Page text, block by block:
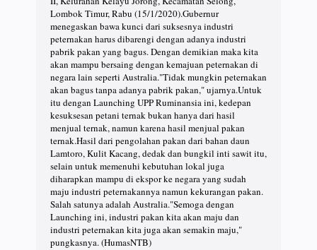
Lombok Timur, Rabu (15/1/2020).Gubernur
menegaskan bawa kunci dari suksesnya industri
peternakan harus dibarengi dengan adanya industri
pabrik pakan yang bagus. Dengan demikian maka kita
akan mampu bersaing dengan kemajuan peternakan di
negara lain seperti Australia."Tidak mungkin peternakan
akan bagus tanpa adanya pabrik pakan," ujarnya.Untuk
itu dengan Launching UPP Ruminansia ini, kedepan
kesuksesan petani ternak bukan hanya dari hasil
menjual ternak, namun karena hasil menjual pakan
ternak.Hasil dari pengolahan pakan dari bahan daun
Lamtoro, Kulit Kacang, dedak dan bungkil inti sawit itu,
selain untuk memenuhi kebutuhan lokal juga
diharapkan mampu di ekspor ke negara yang sudah
maju industri peternakannya namun kekurangan pakan.
Salah satunya adalah Australia."Semoga dengan
Launching ini, industri pakan kita akan maju dan
industri peternakan kita juga akan semakin maju,"
pungkasnya. (HumasNTB)